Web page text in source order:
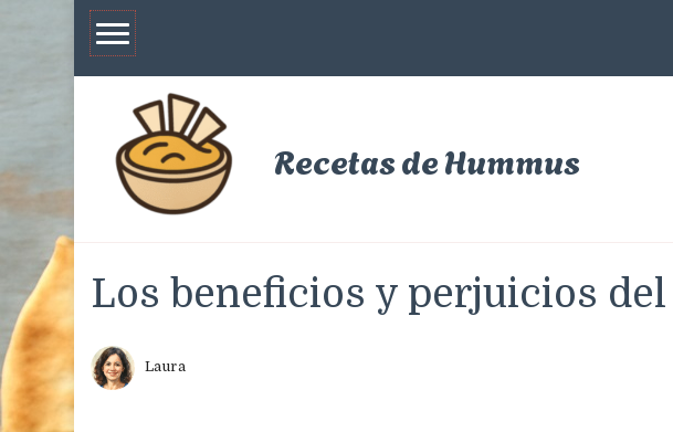
Recetas de Hummus
Los beneficios y perjuicios
Laura